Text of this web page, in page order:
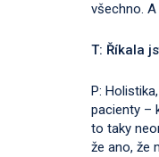
všechno. A
T: Říkala
P:
pacienty –
to taky
že ano, že